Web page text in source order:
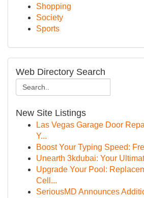
Shopping
Society
Sports
Web Directory Search
New Site Listings
Las Vegas Garage Door
Y...
Boost Your Typing Speed:
Unearth 3kdubai: Your
Upgrade Your Pool:
Cell...
SeriousMD Announces